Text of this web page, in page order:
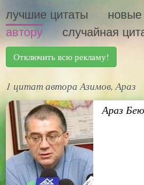
лучшие цитаты новые
автору
случайная
Отключить всю рекламу!
1 цитат автора Азимов, Араз
Араз